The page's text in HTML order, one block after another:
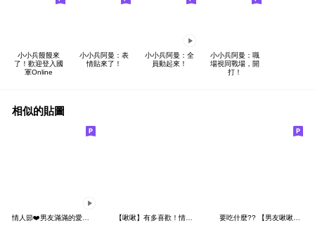
小小兵饅饅來
了！歡迎登入國
軍Online
小小兵阿曼：表
情貼來了！
小小兵阿曼：全
員動起來！
小小兵阿曼：職
場視同戰場，開
打！
相似的貼圖
情人節❤️男友滿滿的愛【啾啾】 【啾啾】有多喜歡！情人節篇 要吃什麼?? 【男友啾啾篇】